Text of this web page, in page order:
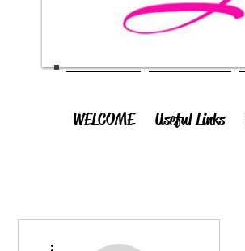
WELCOME Useful Links